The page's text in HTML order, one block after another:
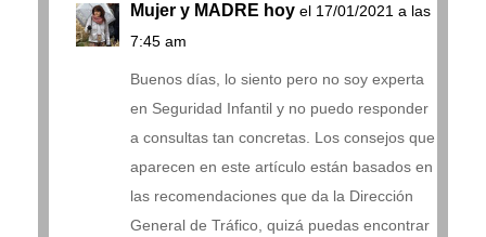
Mujer y MADRE hoy el 17/01/2021 a las
7:45 am
Buenos días, lo siento pero no soy experta
en Seguridad Infantil y no puedo responder
a consultas tan concretas. Los consejos que
aparecen en este artículo están basados en
las recomendaciones que da la Dirección
General de Tráfico, quizá puedas encontrar